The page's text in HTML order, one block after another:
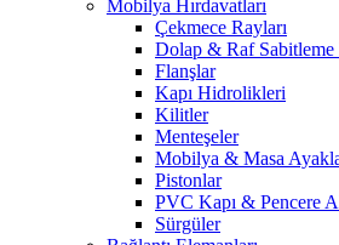
Mobilya Hırdavatları
Çekmece Rayları
Dolap & Raf Sabitleme
Flanşlar
Kapı Hidrolikleri
Kilitler
Menteşeler
Mobilya & Masa
Pistonlar
PVC Kapı & Pencere
Sürgüler